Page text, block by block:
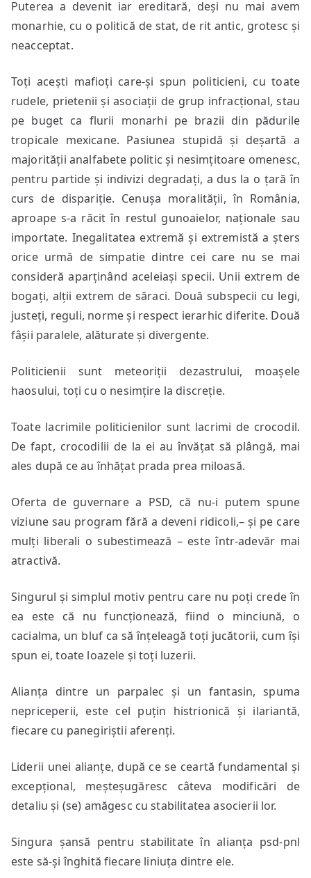
Puterea a devenit iar ereditară, deși nu mai avem
monarhie, cu o politică de stat, de rit antic, grotesc și
neacceptat.
Toți acești mafioți care-și spun politicieni, cu toate
rudele, prietenii și asociații de grup infracțional, stau
pe buget ca flurii monarhi pe brazii din pădurile
tropicale mexicane. Pasiunea stupidă și deșartă a
majorității analfabete politic și nesimțitoare omenesc,
pentru partide și indivizi degradați, a dus la o țară în
curs de dispariție. Cenușa moralității, în România,
aproape s-a răcit în restul gunoaielor, naționale sau
importate. Inegalitatea extremă și extremistă a șters
orice urmă de simpatie dintre cei care nu se mai
consideră aparținând aceleiași specii. Unii extrem de
bogați, alții extrem de săraci. Două subspecii cu legi,
justeți, reguli, norme și respect ierarhic diferite. Două
fâșii paralele, alăturate și divergente.
Politicienii sunt meteoriții dezastrului, moașele
haosului, toți cu o nesimțire la discreție.
Toate lacrimile politicienilor sunt lacrimi de crocodil.
De fapt, crocodilii de la ei au învățat să plângă, mai
ales după ce au înhățat prada prea miloasă.
Oferta de guvernare a PSD, că nu-i putem spune
viziune sau program fără a deveni ridicoli,– și pe care
mulți liberali o subestimează – este într-adevăr mai
atractivă.
Singurul și simplul motiv pentru care nu poți crede în
ea este că nu funcționează, fiind o minciună, o
cacialma, un bluf ca să înțeleagă toți jucătorii, cum își
spun ei, toate loazele și toți luzerii.
Alianța dintre un parpalec și un fantasin, spuma
nepriceperii, este cel puțin histrionică și ilariantă,
fiecare cu panegiriștii aferenți.
Liderii unei alianțe, după ce se ceartă fundamental și
excepțional, meșteșugăresc câteva modificări de
detaliu și (se) amăgesc cu stabilitatea asocierii lor.
Singura șansă pentru stabilitate în alianța psd-pnl
este să-și înghită fiecare liniuța dintre ele.